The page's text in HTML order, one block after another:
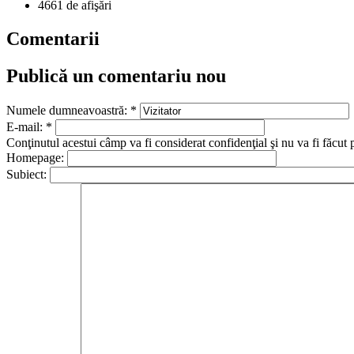
4661 de afişări
Comentarii
Publică un comentariu nou
Numele dumneavoastră: *
E-mail: *
Conţinutul acestui câmp va fi considerat confidenţial şi nu va fi făcut
Homepage:
Subiect: